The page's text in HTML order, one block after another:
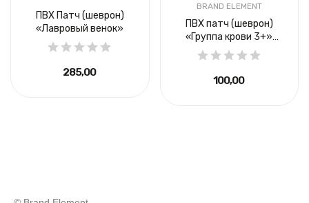
ПВХ Патч (шеврон)
«Лавровый венок»
285,00 ₴
BRAND ELEMENT
ПВХ патч (шеврон)
«Группа крови 3+»
зеленый
100,00 ₴